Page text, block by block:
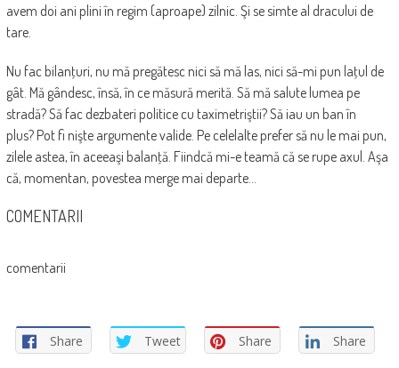
avem doi ani plini în regim (aproape) zilnic. Şi se simte al dracului de
tare.
Nu fac bilanţuri, nu mă pregătesc nici să mă las, nici să-mi pun laţul de
gât. Mă gândesc, însă, în ce măsură merită. Să mă salute lumea pe
stradă? Să fac dezbateri politice cu taximetriştii? Să iau un ban în
plus? Pot fi nişte argumente valide. Pe celelalte prefer să nu le mai pun,
zilele astea, în aceeaşi balanţă. Fiindcă mi-e teamă că se rupe axul. Aşa
că, momentan, povestea merge mai departe…
COMENTARII
comentarii
Share Tweet Share Share